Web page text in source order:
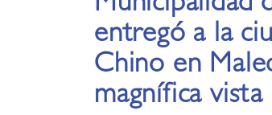
entregó a la
Chino en
magnífica